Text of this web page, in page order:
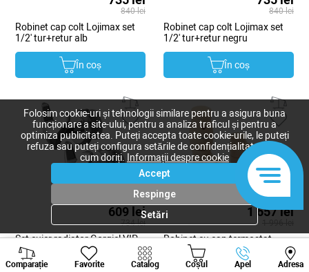
840 lei
Robinet cap colt Lojimax set
1/2' tur+retur alb
În coș
840 lei
Robinet cap colt Lojimax set
1/2' tur+retur negru
În coș
609 lei
734 lei
Set cuier radiator Gorgiel VIP
chrome
1 657 lei
Robinet cu cap termostat
Gorgiel Smart1 (06)
Comparație Favorite Catalog Coșul Apel Adresa
Viber Whatsapp
Folosim cookie-uri și tehnologii similare pentru a asigura buna
funcționare a site-ului, pentru a analiza traficul și pentru a
optimiza publicitatea. Puteți accepta toate cookie-urile, le puteți
refuza sau puteți configura setările de confidențialitate după
cum doriți. Informații despre cookie
Accept
Respinge
Setări